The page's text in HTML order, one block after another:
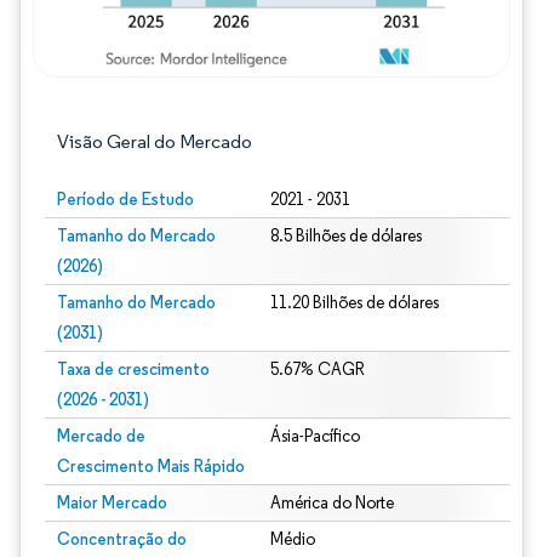
Visão Geral do Mercado
Período de Estudo 2021 - 2031
Tamanho do Mercado
(2026)
8.5 Bilhões de dólares
Tamanho do Mercado
(2031)
11.20 Bilhões de dólares
Taxa de crescimento
(2026 - 2031)
5.67% CAGR
Mercado de
Crescimento Mais Rápido
Ásia-Pacífico
Maior Mercado América do Norte
Concentração do
Médio